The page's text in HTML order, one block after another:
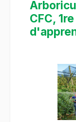
CFC,
Salta la galleria di